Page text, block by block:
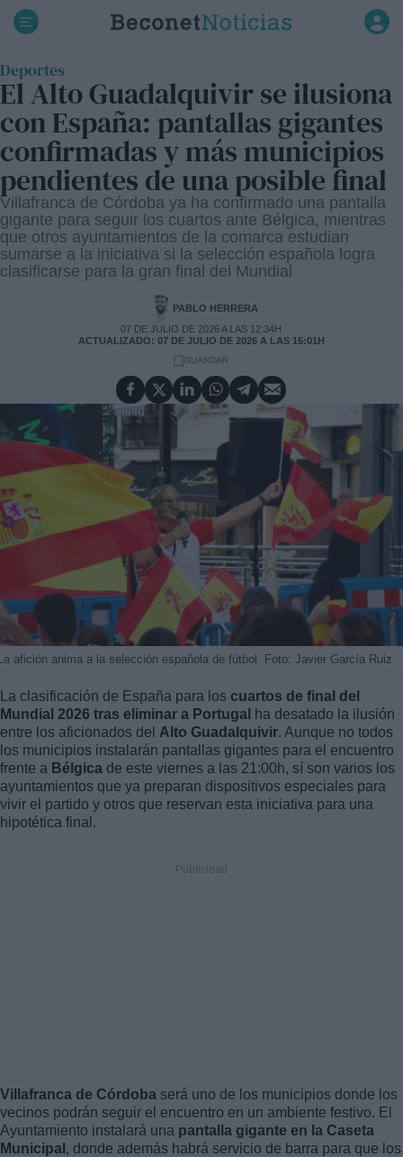
Deportes
El Alto Guadalquivir se ilusiona
con España: pantallas gigantes
confirmadas y más municipios
pendientes de una posible final
Villafranca de Córdoba ya ha confirmado una pantalla
gigante para seguir los cuartos ante Bélgica, mientras
que otros ayuntamientos de la comarca estudian
sumarse a la iniciativa si la selección española logra
clasificarse para la gran final del Mundial
PABLO HERRERA
07 DE JULIO DE 2026 A LAS 12:34H
ACTUALIZADO: 07 DE JULIO DE 2026 A LAS 15:01H
GUARDAR
afición anima a la selección española de fútbol. Foto: Javier García Ruiz
La clasificación de España para los cuartos de final del
Mundial 2026 tras eliminar a Portugal
ha desatado la ilusión
entre los aficionados del Alto Guadalquivir. Aunque no todos
los municipios instalarán pantallas gigantes para el encuentro
frente a Bélgica de este viernes a las 21:00h, sí son varios los
ayuntamientos que ya preparan dispositivos especiales para
vivir el partido y otros que reservan esta iniciativa para una
hipotética final.
Villafranca de Córdoba será uno de los municipios donde los
vecinos podrán seguir el encuentro en un ambiente festivo. El
Ayuntamiento instalará una pantalla gigante en la Caseta
Municipal , donde además habrá servicio de barra para que los